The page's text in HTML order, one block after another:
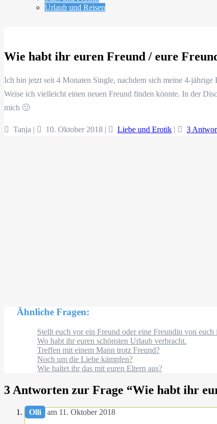
Urlaub und Reisen
Wie habt ihr euren Freund / eure
Ich bin jetzt seit 4 Monaten Single, nachdem sich meine 4-
Weise ich vielleicht einen neuen Freund finden könnte. In der
mich 🙂
Tanja | 10. Oktober 2018 | Liebe und Erotik | 3
Ähnliche Fragen:
Stellt euch vor ein Freund oder eine Freundin von
Wo habt ihr euren schönsten Urlaub verbracht.
Treffen mit einem Mann trotz Freund?
Noch um die Liebe kämpfen?
Wie haltet ihr das mit euren Eltern aus?
3 Antworten zur Frage “Wie habt ihr
Olli
am 11. Oktober 2018